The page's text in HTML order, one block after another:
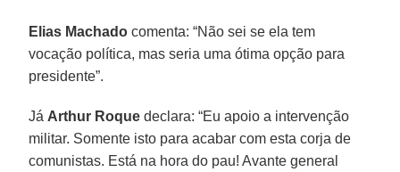
Elias Machado comenta: “Não sei se ela tem
vocação política, mas seria uma ótima opção para
presidente”.
Já Arthur Roque declara: “Eu apoio a intervenção
militar. Somente isto para acabar com esta corja de
comunistas. Está na hora do pau! Avante general